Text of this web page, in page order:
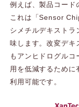
例えば、製品コード
これは「Sensor
シメチルデキスト
味します。改変デキ
もアンヒドログル
用を低減するために
利用可能です。